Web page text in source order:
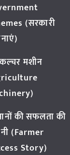
(सरकारी
मशीन
की सफलता की
(Farmer
Story)